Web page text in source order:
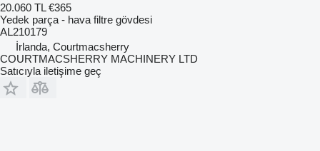
20.060 TL €365
Yedek parça - hava filtre gövdesi
AL210179
İrlanda, Courtmacsherry
COURTMACSHERRY MACHINERY LTD
Satıcıyla iletişime geç